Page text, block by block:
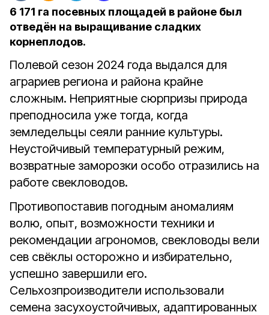
6 171 га посевных площадей в районе был
отведён на выращивание сладких
корнеплодов.
Полевой сезон 2024 года выдался для
аграриев региона и района крайне
сложным. Неприятные сюрпризы природа
преподносила уже тогда, когда
земледельцы сеяли ранние культуры.
Неустойчивый температурный режим,
возвратные заморозки особо отразились на
работе свекловодов.
Противопоставив погодным аномалиям
волю, опыт, возможности техники и
рекомендации агрономов, свекловоды вели
сев свёклы осторожно и избирательно,
успешно завершили его.
Сельхозпроизводители использовали
семена засухоустойчивых, адаптированных